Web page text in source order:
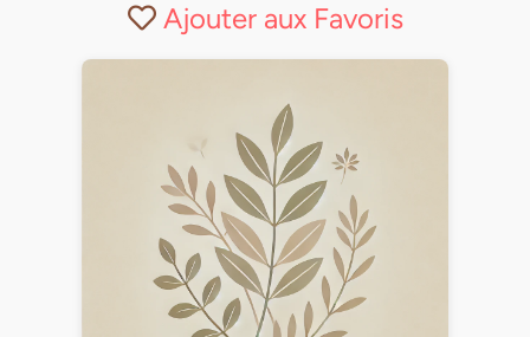
Ajouter aux Favoris